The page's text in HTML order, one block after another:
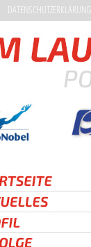
DATENSCHUTZERKLÄRUNG